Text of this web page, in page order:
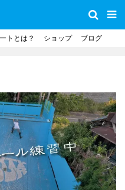
トとは？ ショップ ブログ